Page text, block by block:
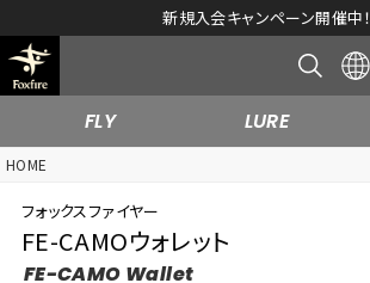
新規入会キャンペーン開催中！
FLY LURE
HOME
フォックスファイヤー
FE-CAMOウォレット
FE-CAMO Wallet